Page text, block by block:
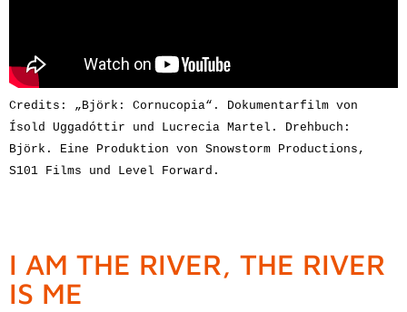
Credits: „Björk: Cornucopia“. Dokumentarfilm von
Ísold Uggadóttir und Lucrecia Martel. Drehbuch:
Björk.
Eine Produktion von Snowstorm Productions,
S101 Films und Level Forward.
I AM THE RIVER, THE RIVER
IS ME